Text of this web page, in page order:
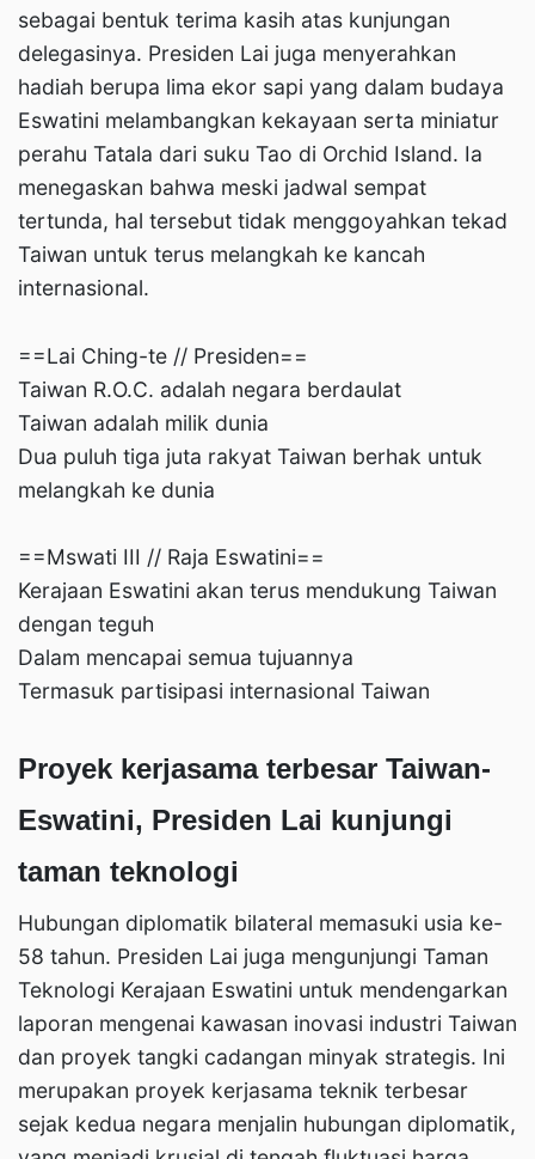
sebagai bentuk terima kasih atas kunjungan
delegasinya. Presiden Lai juga menyerahkan
hadiah berupa lima ekor sapi yang dalam budaya
Eswatini melambangkan kekayaan serta miniatur
perahu Tatala dari suku Tao di Orchid Island. Ia
menegaskan bahwa meski jadwal sempat
tertunda, hal tersebut tidak menggoyahkan tekad
Taiwan untuk terus melangkah ke kancah
internasional.
==Lai Ching-te // Presiden==
Taiwan R.O.C. adalah negara berdaulat
Taiwan adalah milik dunia
Dua puluh tiga juta rakyat Taiwan berhak untuk
melangkah ke dunia
==Mswati III // Raja Eswatini==
Kerajaan Eswatini akan terus mendukung Taiwan
dengan teguh
Dalam mencapai semua tujuannya
Termasuk partisipasi internasional Taiwan
Proyek kerjasama terbesar Taiwan-
Eswatini, Presiden Lai kunjungi
taman teknologi
Hubungan diplomatik bilateral memasuki usia ke-
58 tahun. Presiden Lai juga mengunjungi Taman
Teknologi Kerajaan Eswatini untuk mendengarkan
laporan mengenai kawasan inovasi industri Taiwan
dan proyek tangki cadangan minyak strategis. Ini
merupakan proyek kerjasama teknik terbesar
sejak kedua negara menjalin hubungan diplomatik,